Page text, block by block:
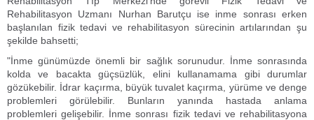
Rehabilitasyon Uzmanı Nurhan Barutçu ise inme sonrası erken
başlanılan fizik tedavi ve rehabilitasyon sürecinin artılarından şu
şekilde bahsetti;
"İnme günümüzde önemli bir sağlık sorunudur. İnme sonrasında
kolda ve bacakta güçsüzlük, elini kullanamama gibi durumlar
gözükebilir. İdrar kaçırma, büyük tuvalet kaçırma, yürüme ve denge
problemleri görülebilir. Bunların yanında hastada anlama
problemleri gelişebilir. İnme sonrası fizik tedavi ve rehabilitasyona